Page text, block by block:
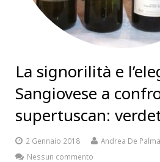
La signorilità e
Sangiovese a
supertuscan:
2 Gennaio 2018
Andrea De Palma
Nessun commento